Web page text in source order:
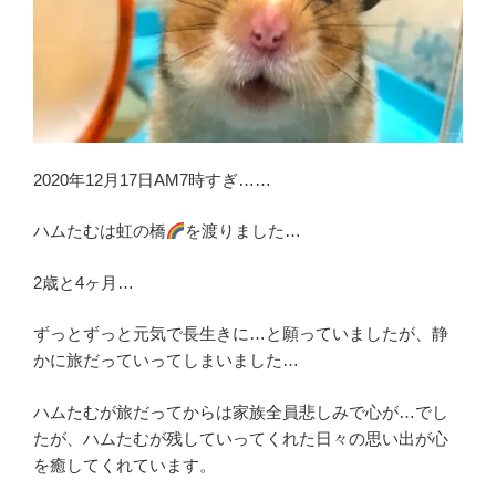
2020年12月17日AM7時すぎ……
ハムたむは虹の橋 を渡りました…
2歳と4ヶ月…
ずっとずっと元気で長生きに…と願っていましたが、静
かに旅だっていってしまいました…
ハムたむが旅だってからは家族全員悲しみで心が…でし
たが、ハムたむが残していってくれた日々の思い出が心
を癒してくれています。